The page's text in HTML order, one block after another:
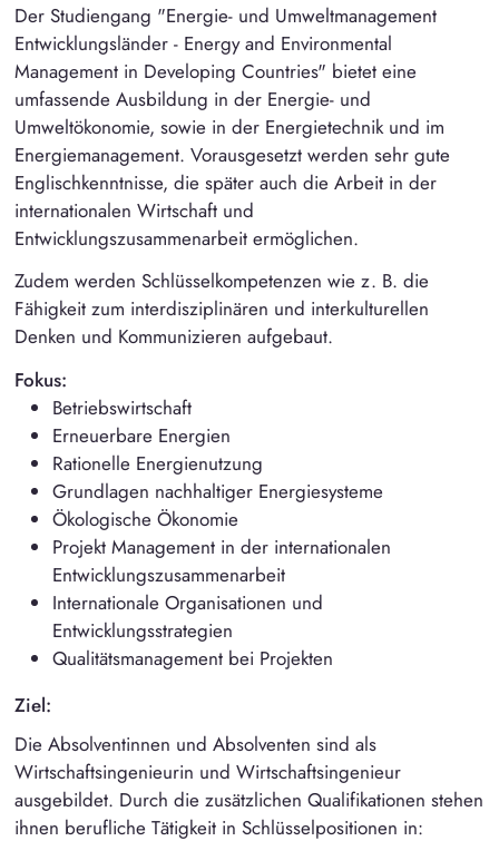
Der Studiengang "Energie- und Umweltmanagement
Entwicklungsländer - Energy and Environmental
Management in Developing Countries" bietet eine
umfassende Ausbildung in der Energie- und
Umweltökonomie, sowie in der Energietechnik und im
Energiemanagement. Vorausgesetzt werden sehr gute
Englischkenntnisse, die später auch die Arbeit in der
internationalen Wirtschaft und
Entwicklungszusammenarbeit ermöglichen.
Zudem werden Schlüsselkompetenzen wie z. B. die
Fähigkeit zum interdisziplinären und interkulturellen
Denken und Kommunizieren aufgebaut.
Fokus:
Betriebswirtschaft
Erneuerbare Energien
Rationelle Energienutzung
Grundlagen nachhaltiger Energiesysteme
Ökologische Ökonomie
Projekt Management in der internationalen
Entwicklungszusammenarbeit
Internationale Organisationen und
Entwicklungsstrategien
Qualitätsmanagement bei Projekten
Ziel:
Die Absolventinnen und Absolventen sind als
Wirtschaftsingenieurin und Wirtschaftsingenieur
ausgebildet. Durch die zusätzlichen Qualifikationen stehen
ihnen berufliche Tätigkeit in Schlüsselpositionen in: